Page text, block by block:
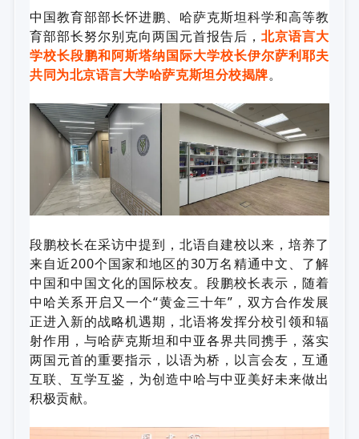
中国教育部部长怀进鹏、哈萨克斯坦科学和高等教
育部部长努尔别克向两国元首报告后，北京语言大
学校长段鹏和阿斯塔纳国际大学校长伊尔萨利耶夫
共同为北京语言大学哈萨克斯坦分校揭牌。
段鹏校长在采访中提到，北语自建校以来，培养了
来自近200个国家和地区的30万名精通中文、了解
中国和中国文化的国际校友。段鹏校长表示，随着
中哈关系开启又一个“黄金三十年”，双方合作发展
正进入新的战略机遇期，北语将发挥分校引领和辐
射作用，与哈萨克斯坦和中亚各界共同携手，落实
两国元首的重要指示，以语为桥，以言会友，互通
互联、互学互鉴，为创造中哈与中亚美好未来做出
积极贡献。